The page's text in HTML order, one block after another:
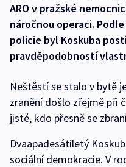
ARO v pražské
náročnou operaci.
policie byl Koskuba
pravděpodobností
Neštěstí se stalo v bytě
zranění došlo zřejmě při
jisté, kdo přesně se
Dvaapadesátiletý
sociální demokracie. V